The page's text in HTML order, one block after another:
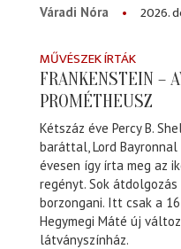
Váradi Nóra
2026.
MŰVÉSZEK ÍRTÁK
FRANKENSTEIN –
PROMÉTHEUSZ
Kétszáz éve Percy B.
baráttal, Lord
évesen így írta meg az
regényt. Sok
borzongani. Itt csak a
Hegymegi Máté új
látványszínház.